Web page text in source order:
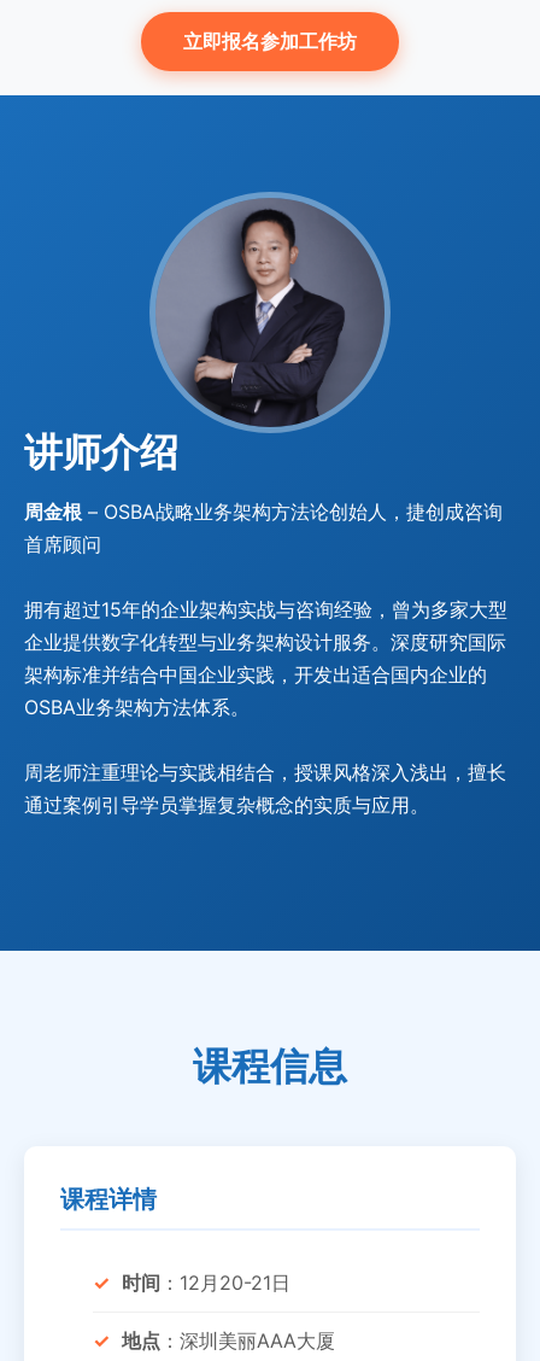
立即报名参加工作坊
讲师介绍
周金根 – OSBA战略业务架构方法论创始人，捷创成咨询
首席顾问
拥有超过15年的企业架构实战与咨询经验，曾为多家大型
企业提供数字化转型与业务架构设计服务。深度研究国际
架构标准并结合中国企业实践，开发出适合国内企业的
OSBA业务架构方法体系。
周老师注重理论与实践相结合，授课风格深入浅出，擅长
通过案例引导学员掌握复杂概念的实质与应用。
课程信息
课程详情
时间 ：12月20-21日
地点 ：深圳美丽AAA大厦